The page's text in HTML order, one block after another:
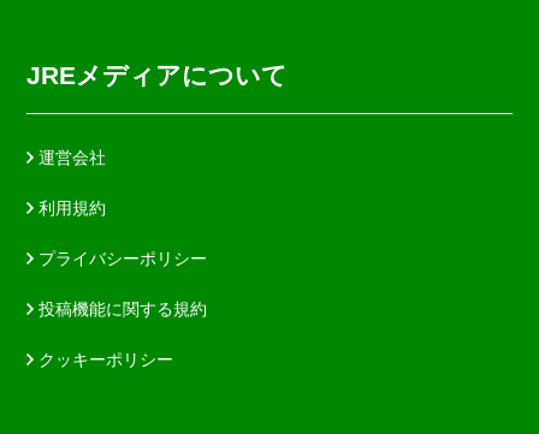
JREメディアについて
運営会社
利用規約
プライバシーポリシー
投稿機能に関する規約
クッキーポリシー